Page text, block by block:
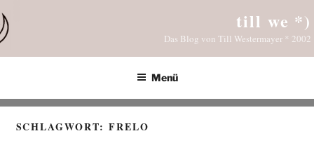
Inhalt
springen
till we *)
Das Blog von Till Westermayer * 2002
Menü
SCHLAGWORT:FRELO